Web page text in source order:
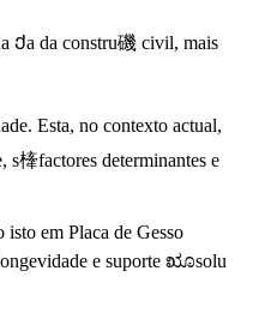
Ქa da constru磯 civil, mais
Esta, no contexto actual,
s㯠factores determinantes e
em Placa de Gesso
longevidade e suporte ೠsolu